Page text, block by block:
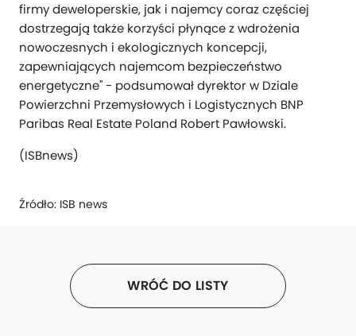
firmy deweloperskie, jak i najemcy coraz częściej
dostrzegają także korzyści płynące z wdrożenia
nowoczesnych i ekologicznych koncepcji,
zapewniających najemcom bezpieczeństwo
energetyczne" - podsumował dyrektor w Dziale
Powierzchni Przemysłowych i Logistycznych BNP
Paribas Real Estate Poland Robert Pawłowski.
(ISBnews)
Źródło: ISB news
WRÓĆ DO LISTY